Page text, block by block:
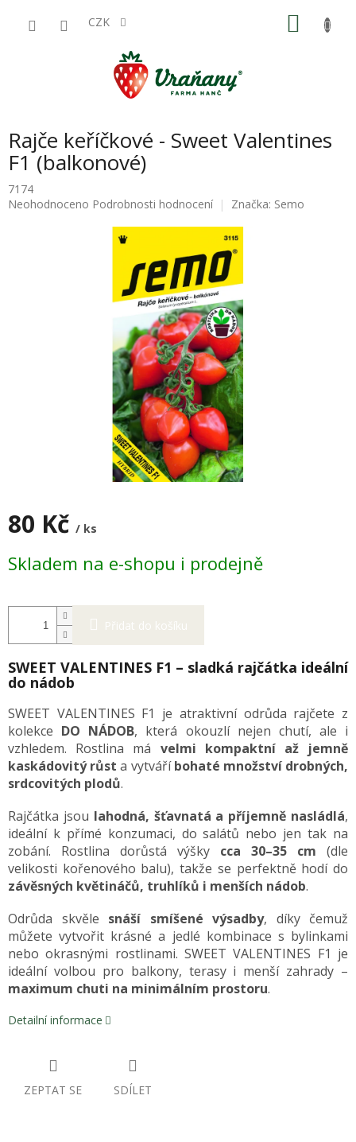
CZK
Rajče keříčkové - Sweet Valentines
F1 (balkonové)
7174
Průměrné
Neohodnoceno Podrobnosti hodnocení Značka: Semo
80 Kč / ks
cena:
Skladem na e-shopu i prodejně
Přidat do košíku
SWEET VALENTINES F1 – sladká rajčátka ideální
do nádob
SWEET VALENTINES F1 je atraktivní odrůda rajčete z
kolekce DO NÁDOB, která okouzlí nejen chutí, ale i
vzhledem. Rostlina má velmi kompaktní až jemně
kaskádovitý růst a vytváříbohaté množství drobných,
srdcovitých plodů.
Rajčátka jsou lahodná, šťavnatá a příjemně nasládlá,
ideální k přímé konzumaci, do salátů nebo jen tak na
zobání. Rostlina dorůstá výšky cca 30–35 cm (dle
velikosti kořenového balu), takže se perfektně hodí do
závěsných květináčů, truhlíků i menších nádob.
Odrůda skvěle snáší smíšené výsadby, díky čemuž
můžete vytvořit krásné a jedlé kombinace s bylinkami
nebo okrasnými rostlinami. SWEET VALENTINES F1 je
ideální volbou pro balkony, terasy i menší zahrady –
maximum chuti na minimálním prostoru.
Detailní informace
ZEPTAT SE SDÍLET